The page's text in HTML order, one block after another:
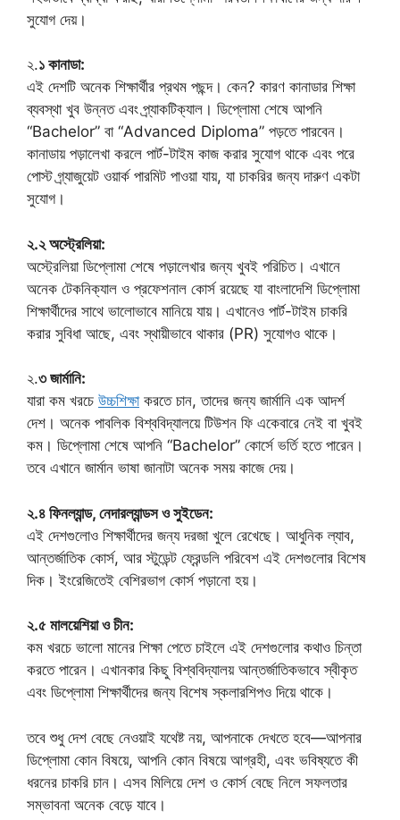
সুযোগ দেয়।
২.১ কানাডা:
এই দেশটি অনেক শিক্ষার্থীর প্রথম পছন্দ। কেন? কারণ কানাডার শিক্ষা
ব্যবস্থা খুব উন্নত এবং প্র্যাকটিক্যাল। ডিপ্লোমা শেষে আপনি
“Bachelor” বা “Advanced Diploma” পড়তে পারবেন।
কানাডায় পড়ালেখা করলে পার্ট-টাইম কাজ করার সুযোগ থাকে এবং পরে
পোস্ট গ্র্যাজুয়েট ওয়ার্ক পারমিট পাওয়া যায়, যা চাকরির জন্য দারুণ একটা
সুযোগ।
২.২ অস্ট্রেলিয়া:
অস্ট্রেলিয়া ডিপ্লোমা শেষে পড়ালেখার জন্য খুবই পরিচিত। এখানে
অনেক টেকনিক্যাল ও প্রফেশনাল কোর্স রয়েছে যা বাংলাদেশি ডিপ্লোমা
শিক্ষার্থীদের সাথে ভালোভাবে মানিয়ে যায়। এখানেও পার্ট-টাইম চাকরি
করার সুবিধা আছে, এবং স্থায়ীভাবে থাকার (PR) সুযোগও থাকে।
২.৩ জার্মানি:
যারা কম খরচে উচ্চশিক্ষাকরতে চান, তাদের জন্য জার্মানি এক আদর্শ
দেশ। অনেক পাবলিক বিশ্ববিদ্যালয়ে টিউশন ফি একেবারে নেই বা খুবই
কম। ডিপ্লোমা শেষে আপনি “Bachelor” কোর্সে ভর্তি হতে পারেন।
তবে এখানে জার্মান ভাষা জানাটা অনেক সময় কাজে দেয়।
২.৪ ফিনল্যান্ড, নেদারল্যান্ডস ও সুইডেন:
এই দেশগুলোও শিক্ষার্থীদের জন্য দরজা খুলে রেখেছে। আধুনিক ল্যাব,
আন্তর্জাতিক কোর্স, আর স্টুডেন্ট ফ্রেন্ডলি পরিবেশ এই দেশগুলোর বিশেষ
দিক। ইংরেজিতেই বেশিরভাগ কোর্স পড়ানো হয়।
২.৫ মালয়েশিয়া ও চীন:
কম খরচে ভালো মানের শিক্ষা পেতে চাইলে এই দেশগুলোর কথাও চিন্তা
করতে পারেন। এখানকার কিছু বিশ্ববিদ্যালয় আন্তর্জাতিকভাবে স্বীকৃত
এবং ডিপ্লোমা শিক্ষার্থীদের জন্য বিশেষ স্কলারশিপও দিয়ে থাকে।
তবে শুধু দেশ বেছে নেওয়াই যথেষ্ট নয়, আপনাকে দেখতে হবে—আপনার
ডিপ্লোমা কোন বিষয়ে, আপনি কোন বিষয়ে আগ্রহী, এবং ভবিষ্যতে কী
ধরনের চাকরি চান। এসব মিলিয়ে দেশ ও কোর্স বেছে নিলে সফলতার
সম্ভাবনা অনেক বেড়ে যাবে।